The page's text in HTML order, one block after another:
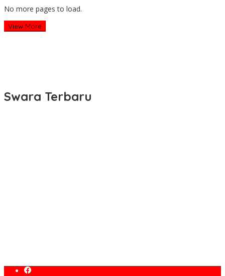
No more pages to load.
View More
Swara Terbaru